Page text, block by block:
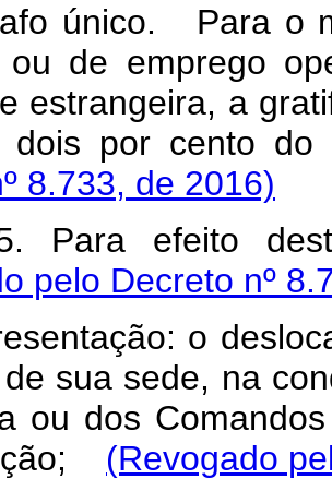
único. Para o
ou de emprego
estrangeira, a
dois por cento do
8.733, de 2016)
Para efeito
pelo Decreto nº
o
sua sede, na
ou dos
(Revogado